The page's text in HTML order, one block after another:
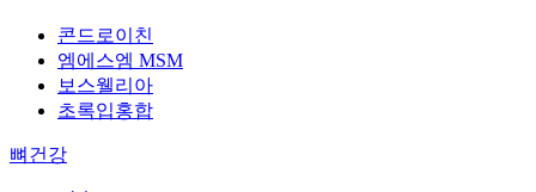
콘드로이친
엠에스엠 MSM
보스웰리아
초록입홍합
뼈건강